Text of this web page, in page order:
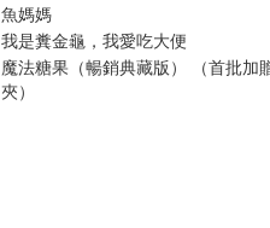
魚媽媽
我是糞金龜，我愛吃大便
魔法糖果（暢銷典藏版） （首批加
夾）